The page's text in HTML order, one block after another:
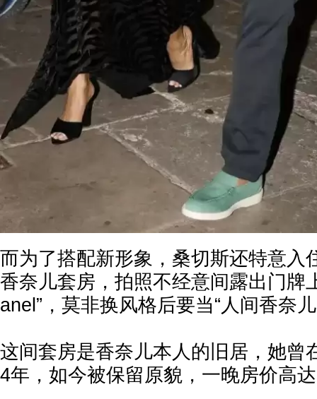
而为了搭配新形象，桑切斯还特意入
香奈儿套房，拍照不经意间露出门牌
anel”，莫非换风格后要当“人间香奈
这间套房是香奈儿本人的旧居，她曾
4年，如今被保留原貌，一晚房价高